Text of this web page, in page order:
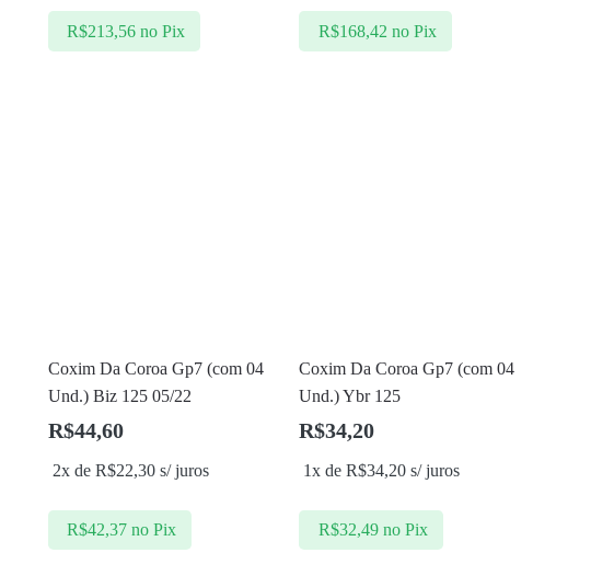
R$213,56 no Pix R$168,42 no Pix
Coxim Da Coroa Gp7 (com 04
Und.) Biz 125 05/22
R$44,60
2x de R$22,30s/ juros
R$42,37 no Pix
Coxim Da Coroa Gp7 (com 04
Und.) Ybr 125
R$34,20
1x deR$34,20 s/ juros
R$32,49 no Pix